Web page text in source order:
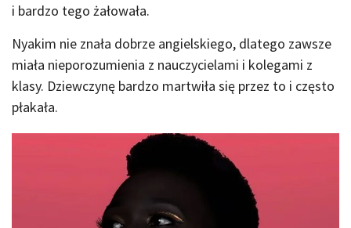
i bardzo tego żałowała.
Nyakim nie znała dobrze angielskiego, dlatego zawsze
miała nieporozumienia z nauczycielami i kolegami z
klasy. Dziewczynę bardzo martwiła się przez to i często
płakała.